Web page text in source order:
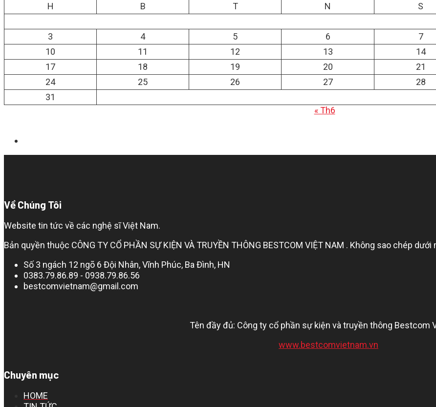
H
B T N S
3
4 5 6 7
10
11 12 13 14
17
18 19 20 21
24
25 26 27 28
31
« Th6
Về Chúng Tôi
Website tin tức về các nghệ sĩ Việt Nam.
Bản quyền thuộc CÔNG TY CỔ PHẦN SỰ KIỆN VÀ TRUYỀN THÔNG BESTCOM VIỆT NAM . Không sao chép
Số 3 ngách 12 ngõ 6 Đội Nhân, Vĩnh Phúc, Ba Đình, HN
0383.79.86.89 - 0938.79.86.56
bestcomvietnam@gmail.com
Tên đầy đủ: Công ty cổ phần sự kiện và truyền thông Bestcom
www.bestcomvietnam.vn
Chuyên mục
HOME